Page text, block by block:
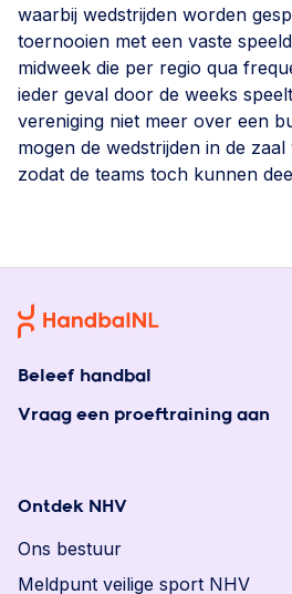
waarbij wedstrijden worden
toernooien met een vaste
midweek die per regio qua
ieder geval door de weeks
vereniging niet meer over een
mogen de wedstrijden in de
zodat de teams toch kunnen
Beleef handbal
Vraag een proeftraining aan
Ontdek NHV
Ons bestuur
Meldpunt veilige sport NHV